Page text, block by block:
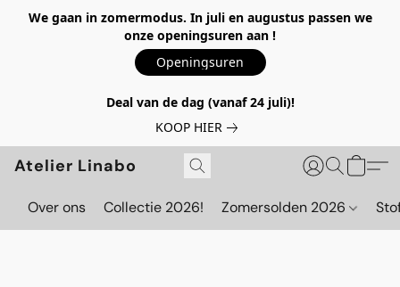
We gaan in zomermodus. In juli en augustus passen we
onze openingsuren aan !
Openingsuren
Deal van de dag (vanaf 24 juli)!
KOOP HIER
Atelier Linabo
Over ons Collectie 2026! Zomersolden 2026